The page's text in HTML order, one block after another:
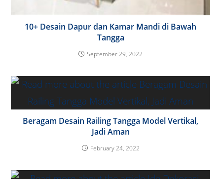
10+ Desain Dapur dan Kamar Mandi di Bawah
Tangga
September 29, 2022
Beragam Desain Railing Tangga Model Vertikal,
Jadi Aman
February 24, 2022